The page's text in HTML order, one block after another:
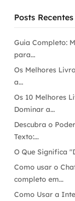
Posts Recentes
Guia Completo:
para...
Os Melhores
a...
Os 10 Melhores
Dominar a...
Descubra o
Texto:...
O Que Significa
Como usar o
completo em...
Como Usar a